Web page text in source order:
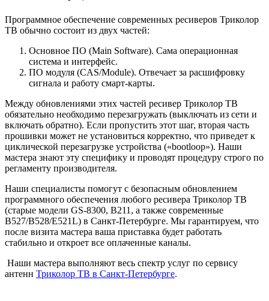
Программное обеспечение современных ресиверов Триколор
ТВ обычно состоит из двух частей:
Основное ПО (Main Software). Сама операционная
система и интерфейс.
ПО модуля (CAS/Module). Отвечает за расшифровку
сигнала и работу смарт-карты.
Между обновлениями этих частей ресивер Триколор ТВ
обязательно необходимо перезагружать (выключать из сети и
включать обратно). Если пропустить этот шаг, вторая часть
прошивки может не установиться корректно, что приведет к
циклической перезагрузке устройства («bootloop»). Наши
мастера знают эту специфику и проводят процедуру строго по
регламенту производителя.
Наши специалисты помогут с безопасным обновлением
программного обеспечения любого ресивера Триколор ТВ
(старые модели GS-8300, B211, а также современные
B527/B528/E521L) в Санкт-Петербурге. Мы гарантируем, что
после визита мастера ваша приставка будет работать
стабильно и откроет все оплаченные каналы.
Наши мастера выполняют весь спектр услуг по сервису
антенн Триколор ТВ в Санкт-Петербурге.